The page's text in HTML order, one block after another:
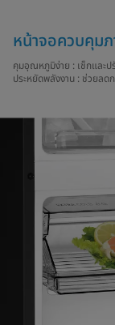
หน้าจอควบคุม
คุมอุณหภูมิง่าย : เช็กและป
ประหยัดพลังงาน : ช่วยลด